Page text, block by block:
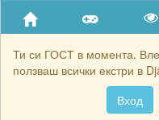
Ти си ГОСТ в момента.
ползваш всички екстри в
Вход
Приятели
Хронология на игри